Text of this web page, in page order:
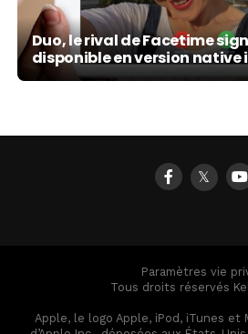
Duo, le rival de Facetime
disponible en version native
𝕏
Paramètres vie
Tous droits réservés
Apple, le logo Apple, iPod, iTunes et